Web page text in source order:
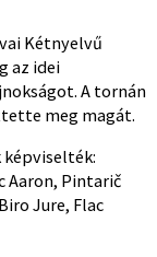
Kétnyelvű
az idei
A tornán
meg magát.
képviselték:
Aaron, Pintarič
Jure, Flac